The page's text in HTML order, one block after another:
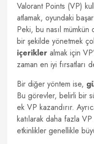
Valorant Points (VP)
atlamak, oyundaki
Peki, bu nasıl
bir şekilde yönetmek
içerikler almak için
zaman en iyi fırsatları
Bir diğer yöntem ise,
Bu görevler, belirli bir
ek VP kazandırır.
katılarak daha fazla
etkinlikler genellikle